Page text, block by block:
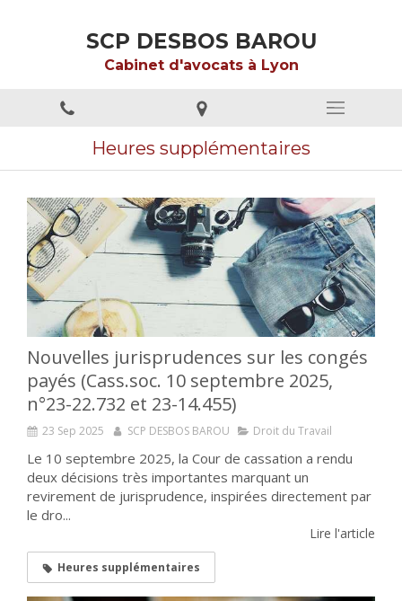
SCP DESBOS BAROU
Cabinet d'avocats à Lyon
Heures supplémentaires
Nouvelles jurisprudences sur les congés
payés (Cass.soc. 10 septembre 2025,
n°23-22.732 et 23-14.455)
23 Sep 2025 SCP DESBOS BAROU Droit du Travail
Le 10 septembre 2025, la Cour de cassation a rendu
deux décisions très importantes marquant un
revirement de jurisprudence, inspirées directement par
le dro...
Lire l'article
Heures supplémentaires